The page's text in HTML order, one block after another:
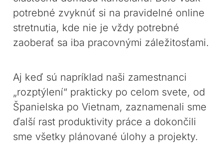
potrebné zvyknúť si na pravidelné online
stretnutia, kde nie je vždy potrebné
zaoberať sa iba pracovnými záležitosťami.
Aj keď sú napríklad naši zamestnanci
„rozptýlení“ prakticky po celom svete, od
Španielska po Vietnam, zaznamenali sme
ďalší rast produktivity práce a dokončili
sme všetky plánované úlohy a projekty.